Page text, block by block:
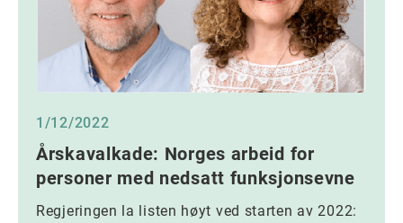
1/12/2022
Årskavalkade: Norges arbeid for
personer med nedsatt funksjonsevne
Regjeringen la listen høyt ved starten av 2022: